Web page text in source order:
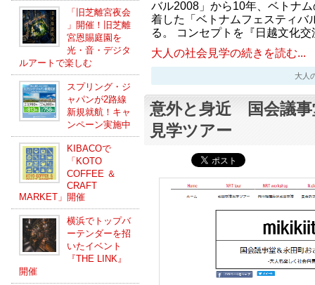
「旧芝離宮夜会
」開催！旧芝離
宮恩賜庭園を
光・音・デジタ
ルアートで楽しむ
スプリング・ジ
ャパンが2路線
新規就航！キャ
ンペーン実施中
KIBACOで
「KOTO
COFFEE ＆
CRAFT
MARKET」開催
横浜でトップバ
ーテンダーを招
いたイベント
『THE LINK』
開催
バル2008」から10年、ベトナ
着した「ベトナムフェスティバ
る。 コンセプトを『日越文化
大人の社会見学の続きを読む...
大人
意外と身近 国会議事
見学ツアー